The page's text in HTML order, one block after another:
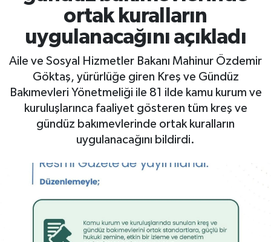
ortak kuralların
uygulanacağını açıkladı
Aile ve Sosyal Hizmetler Bakanı Mahinur Özdemir
Göktaş, yürürlüğe giren Kreş ve Gündüz
Bakımevleri Yönetmeliği ile 81 ilde kamu kurum ve
kuruluşlarınca faaliyet gösteren tüm kreş ve
gündüz bakımevlerinde ortak kuralların
uygulanacağını bildirdi.
Lojistik
Otovitrin
Asayiş
Magazin
Gayrimenkul
Spor
Eğitim
Son Dakika Haberleri
Haber Arşivi